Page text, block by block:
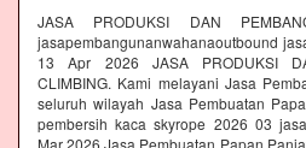
JASA PRODUKSI DAN
jasapembangunanwahanaoutbound
13 Apr 2026 JASA PRODUKSI
CLIMBING. Kami melayani Jasa
seluruh wilayah Jasa Pembuatan
pembersih kaca skyrope 2026 03
Mar 2026 Jasa Pembuatan Papan